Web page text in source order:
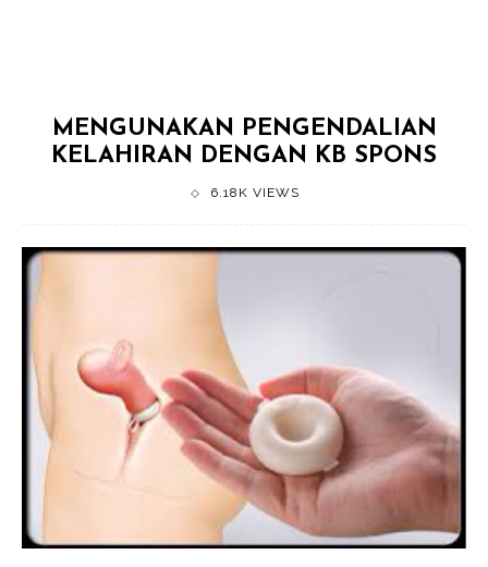
MENGUNAKAN PENGENDALIAN
KELAHIRAN DENGAN KB SPONS
6.18K VIEWS